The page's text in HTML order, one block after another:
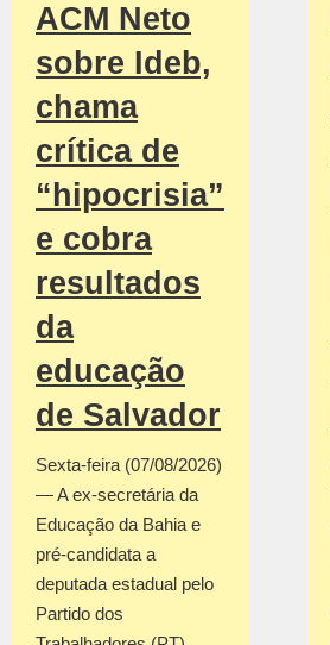
ACM Neto
sobre Ideb,
chama
crítica de
“hipocrisia”
e cobra
resultados
da
educação
de Salvador
Sexta-feira (07/08/2026)
— A ex-secretária da
Educação da Bahia e
pré-candidata a
deputada estadual pelo
Partido dos